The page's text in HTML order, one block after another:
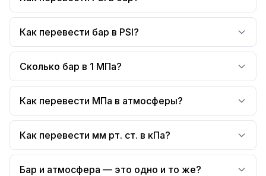
Как перевести бар в PSI?
Сколько бар в 1 МПа?
Как перевести МПа в атмосферы?
Как перевести мм рт. ст. в кПа?
Бар и атмосфера — это одно и то же?